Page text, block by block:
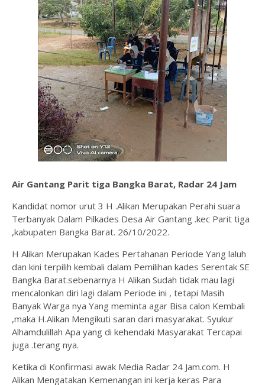
Air Gantang Parit tiga Bangka Barat, Radar 24 Jam
Kandidat nomor urut 3 H .Alikan Merupakan Perahi suara
Terbanyak Dalam Pilkades Desa Air Gantang .kec Parit tiga
,kabupaten Bangka Barat. 26/10/2022.
H Alikan Merupakan Kades Pertahanan Periode Yang laluh
dan kini terpilih kembali dalam Pemilihan kades Serentak SE
Bangka Barat.sebenarnya H Alikan Sudah tidak mau lagi
mencalonkan diri lagi dalam Periode ini , tetapi Masih
Banyak Warga nya Yang meminta agar Bisa calon Kembali
,maka H.Alikan Mengikuti saran dari masyarakat. Syukur
Alhamdulillah Apa yang di kehendaki Masyarakat Tercapai
juga .terang nya.
Ketika di Konfirmasi awak Media Radar 24 Jam.com. H
Alikan Mengatakan Kemenangan ini kerja keras Para